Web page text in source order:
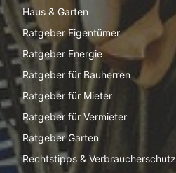
Haus & Garten
Ratgeber Eigentümer
Ratgeber Energie
Ratgeber für Bauherren
Ratgeber für Mieter
Ratgeber für Vermieter
Ratgeber Garten
Rechtstipps & Verbraucherschutz